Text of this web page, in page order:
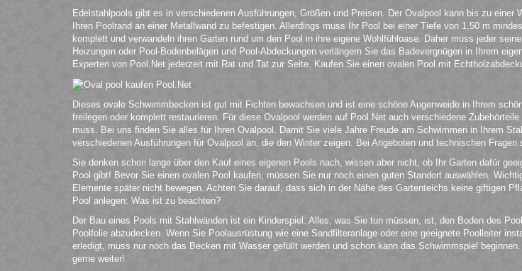
Edelstahlpools gibt es in verschiedenen Ausführungen, Größen und Preisen. Der Ovalpool kann bis zu
Ihren Poolrand an einer Metallwand zu befestigen. Allerdings muss Ihr Pool bei einer Tiefe von 1,50 m
komplett und verwandeln ihren Garten rund um den Pool in ihre eigene Wohlfühloase. Daher muss jeder
Heizungen oder Pool-Bodenbelägen und Pool-Abdeckungen verlängern Sie das Badevergnügen in Ihrem
Experten von Pool.Net jederzeit mit Rat und Tat zur Seite. Kaufen Sie einen ovalen Pool mit
Dieses ovale Schwimmbecken ist gut mit Fichten bewachsen und ist eine schöne Augenweide in Ihrem
freilegen oder komplett restaurieren. Für diese Ovalpool werden auf Pool.Net auch verschiedene
muss. Bei uns finden Sie alles für Ihren Ovalpool. Damit Sie viele Jahre Freude am Schwimmen in Ihrem
verschiedenen Ausführungen für Ovalpool an, die den Winter zeigen. Bei Angeboten und technischen
Sie denken schon lange über den Kauf eines eigenen Pools nach, wissen aber nicht, ob Ihr Garten dafür
Pool gibt! Bevor Sie einen ovalen Pool kaufen, müssen Sie nur noch einen guten Standort auswählen.
Elemente später nicht bewegen. Achten Sie darauf, dass sich in der Nähe des Gartenteichs keine giftigen
Pool anlegen: Was ist zu beachten?
Der Bau eines Pools mit Stahlwänden ist ein Kinderspiel. Alles, was Sie tun müssen, ist, den Boden des
Poolfolie abzudecken. Wenn Sie Poolausrüstung wie eine Sandfilteranlage oder eine geeignete Poolleiter
erledigt, muss nur noch das Becken mit Wasser gefüllt werden und schon kann das Schwimmspiel
gerne weiter!